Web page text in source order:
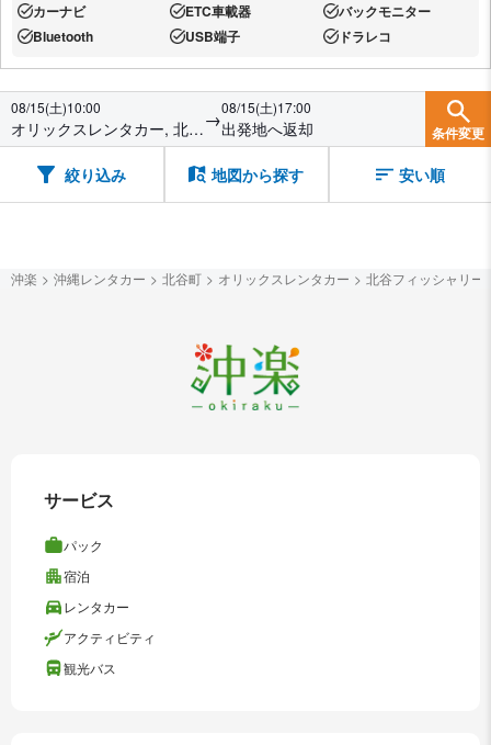
あり:カーナビ あり:ETC車載器 あり:バックモニター
あり:Bluetooth あり:USB端子 あり:ドラレコ
08/15(土)10:00
オリックスレンタカー, 北谷
フィッシャリーナ店
→08/15(土)17:00
出発地へ返却 条件変更
絞り込み 地図から探す 安い順
沖楽 沖縄レンタカー 北谷町 オリックスレンタカー 北谷フィッシャリー
サービス
パック
宿泊
レンタカー
アクティビティ
観光バス